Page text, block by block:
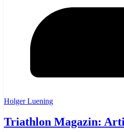
Holger Luening
Triathlon Magazin: